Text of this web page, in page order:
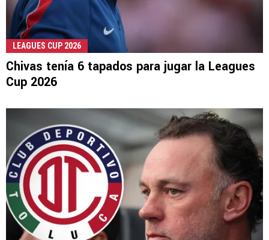
LEAGUES CUP 2026
Chivas tenía 6 tapados para jugar la Leagues
Cup 2026